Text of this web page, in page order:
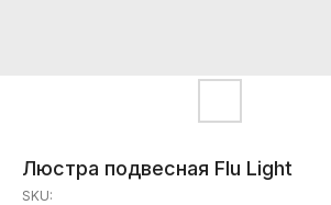
Люстра подвесная Flu Light
SKU: